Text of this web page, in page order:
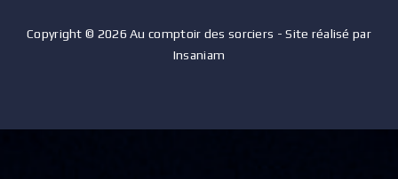
Copyright © 2026 Au comptoir des sorciers - Site réalisé par
Insaniam